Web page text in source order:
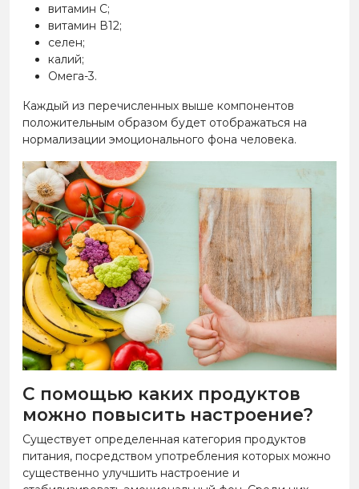
витамин С;
витамин В12;
селен;
калий;
Омега-3.
Каждый из перечисленных выше компонентов
положительным образом будет отображаться на
нормализации эмоционального фона человека.
С помощью каких продуктов
можно повысить настроение?
Существует определенная категория продуктов
питания, посредством употребления которых можно
существенно улучшить настроение и